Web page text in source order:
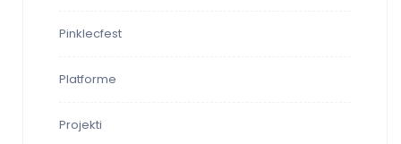
Pinklecfest
Platforme
Projekti